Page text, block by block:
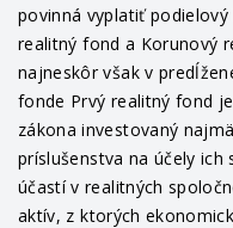
povinná vyplatiť
realitný fond a Korunový
najneskôr však v
fonde Prvý realitný fond
zákona investovaný
príslušenstva na účely
účastí v realitných
aktív, z ktorých